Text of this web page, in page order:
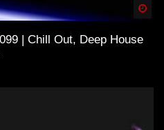
| Chill Out, Deep House